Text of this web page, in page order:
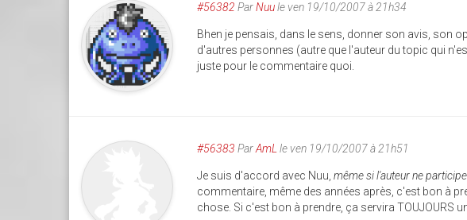
#56382 ParNuule ven 19/10/2007 à 21h34
Bhen je pensais, dans le sens, donner son avis, son
d'autres personnes (autre que l'auteur du topic qui
juste pour le commentaire quoi.
#56383 ParAmL le ven 19/10/2007 à 21h51
Je suis d'accord avec Nuu,même si l'auteur ne
commentaire, même des années après, c'est bon à
chose. Si c'est bon à prendre, ça servira TOUJOURS